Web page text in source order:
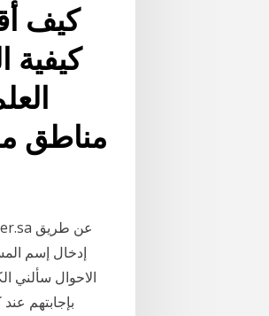
كيفية
مناطق
إدخال إسم
الاحوال سألني
بإجابتهم